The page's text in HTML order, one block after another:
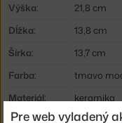
Výška:
21,8 cm
Dĺžka:
13,8 cm
Šírka:
13,7 cm
Farba:
tmavo
Materiál:
keramika
Kód produktu VIT-
Pre web vyladený